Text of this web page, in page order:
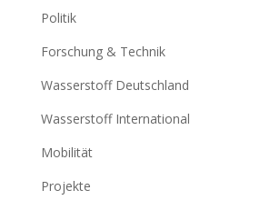
Politik
Forschung & Technik
Wasserstoff Deutschland
Wasserstoff International
Mobilität
Projekte